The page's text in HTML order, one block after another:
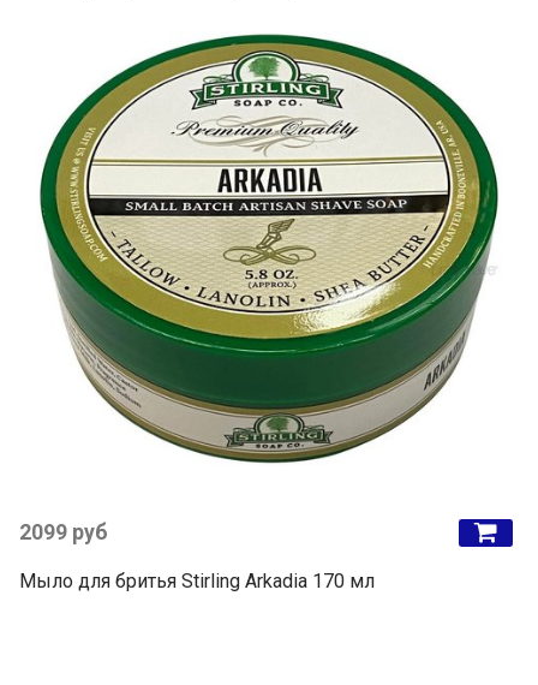
2099 руб
Мыло для бритья Stirling Arkadia 170 мл